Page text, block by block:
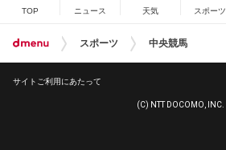
TOP ニュース 天気 スポーツ
スポーツ 中央競馬
サイトご利用にあたって
(C) NTT DOCOMO, INC.